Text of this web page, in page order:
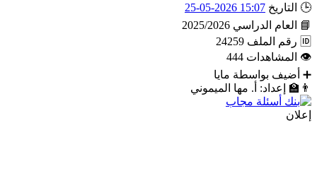
🕒 التاريخ 15:07 2026-05-25
📘
العام الدراسي 2025/2026
🆔 رقم الملف 24259
👁
المشاهدات 444
➕
أضيف بواسطة مايا
👨‍🏫
إعداد: أ. مها الميموني
إعلان